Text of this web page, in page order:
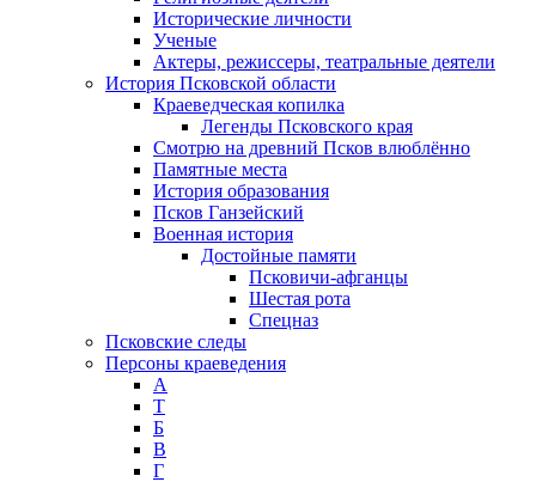
Исторические личности
Ученые
Актеры, режиссеры, театральные деятели
История Псковской области
Краеведческая копилка
Легенды Псковского края
Смотрю на древний Псков влюблённо
Памятные места
История образования
Псков Ганзейский
Военная история
Достойные памяти
Псковичи-афганцы
Шестая рота
Спецназ
Псковские следы
Персоны краеведения
А
T
Б
В
Г